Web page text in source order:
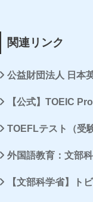
関連リンク
公益財団法人 日本
【公式】TOEIC
TOEFLテスト（受
外国語教育：文部
【文部科学省】ト